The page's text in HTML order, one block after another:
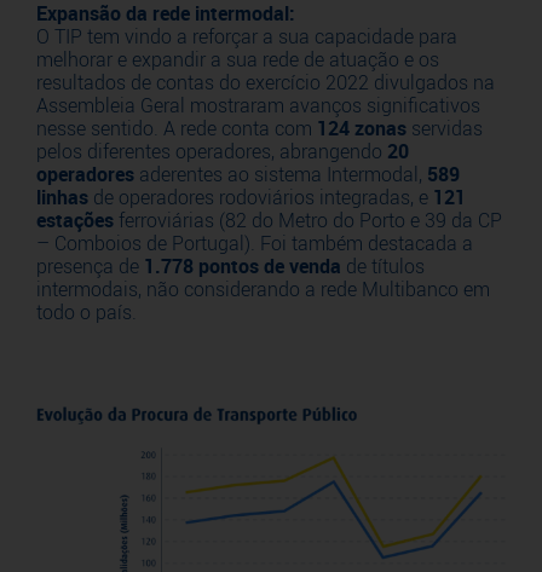
Expansão da rede intermodal:
O TIP tem vindo a reforçar a sua capacidade para
melhorar e expandir a sua rede de atuação e os
resultados de contas do exercício 2022 divulgados na
Assembleia Geral mostraram avanços significativos
nesse sentido. A rede conta com 124 zonas servidas
pelos diferentes operadores, abrangendo 20
operadores aderentes ao sistema Intermodal, 589
linhas de operadores rodoviários integradas, e 121
estações ferroviárias (82 do Metro do Porto e 39 da CP
– Comboios de Portugal). Foi também destacada a
presença de 1.778 pontos de venda de títulos
intermodais, não considerando a rede Multibanco em
todo o país.